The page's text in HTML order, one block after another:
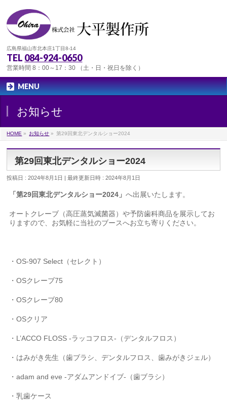
広島県福山市北本庄1丁目8-14
TEL 084-924-0650
営業時間 8：00～17：30 （土・日・祝日を除く）
MENU
お知らせ
HOME » お知らせ » 第29回東北デンタルショー2024
第29回東北デンタルショー2024
投稿日 : 2024年8月1日 最終更新日時 : 2024年8月1日
「第29回東北デンタルショー2024 」へ出展いたします。
オートクレーブ（高圧蒸気滅菌器）や予防歯科商品を展示してお
りますので、お気軽に当社のブースへお立ち寄りください。
・OS-907 Select（セレクト）
・OSクレーブ75
・OSクレーブ80
・OSクリア
・L’ACCO FLOSS -ラッコフロス-（デンタルフロス）
・はみがき先生（歯ブラシ、デンタルフロス、歯みがきジェル）
・adam and eve -アダムアンドイブ-（歯ブラシ）
・乳歯ケース